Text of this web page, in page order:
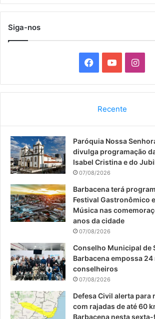
Siga-nos
a
b
o
k
o
u
b
I
n
a
g
a
Recente
Paróquia Nossa
divulga programação
Isabel Cristina e do
07/08/2026
Barbacena terá
Festival Gastronômico
Música nas
anos da cidade
07/08/2026
Conselho Municipal de
Barbacena empossa
conselheiros
07/08/2026
Defesa Civil alerta para
com rajadas de até 60
Barbacena nesta